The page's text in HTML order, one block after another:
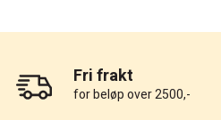
Fri frakt
for beløp over 2500,-